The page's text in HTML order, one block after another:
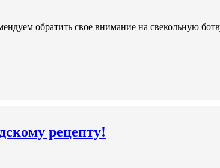
обратить свое внимание на свекольную
рецепту!